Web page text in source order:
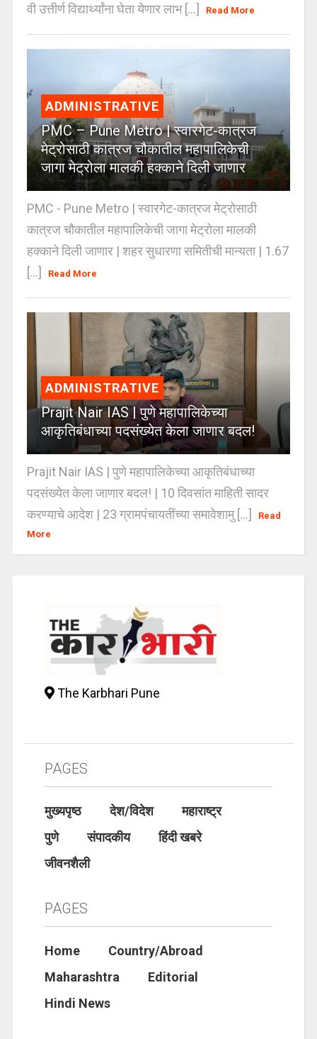
वी उत्तीर्ण विद्यार्थ्यांना घेता येणार लाभ [...]
Read More
ADMINISTRATIVE
PMC – Pune Metro | स्वारगेट-कात्रज
मेट्रोसाठी कात्रज चौकातील महापालिकेची
जागा मेट्रोला मालकी हक्काने दिली जाणार
PMC - Pune Metro | स्वारगेट-कात्रज मेट्रोसाठी
कात्रज चौकातील महापालिकेची जागा मेट्रोला मालकी
हक्काने दिली जाणार | शहर सुधारणा समितीची मान्यता | 1.67
[...]
Read More
ADMINISTRATIVE
Prajit Nair IAS | पुणे महापालिकेच्या
आकृतिबंधाच्या पदसंख्येत केला जाणार बदल!
Prajit Nair IAS | पुणे महापालिकेच्या आकृतिबंधाच्या
पदसंख्येत केला जाणार बदल! | 10 दिवसांत माहिती सादर
करण्याचे आदेश | 23 ग्रामपंचायतींच्या समावेशामु [...]
Read
More
The Karbhari Pune
PAGES
मुख्यपृष्ठ देश/विदेश
महाराष्ट्र
पुणे
संपादकीय
हिंदी खबरे
जीवनशैली
PAGES
Home
Country/Abroad
Maharashtra
Editorial
Hindi News